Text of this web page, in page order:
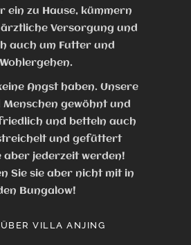
ein zu Hause, kümmern
Versorgung und
auch um Futter und
Wohlergehen.
Angst haben. Unsere
Menschen gewöhnt und
und betteln auch
und gefüttert
aber jederzeit werden!
Sie sie aber nicht mit in
Bungalow!
VILLA ANJING